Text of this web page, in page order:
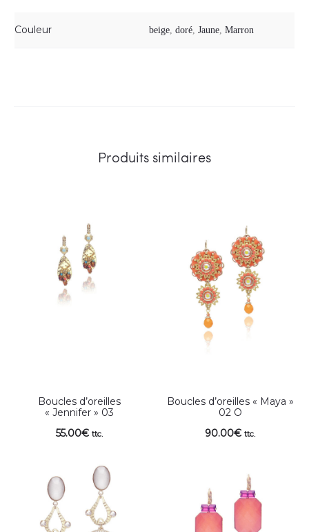
Couleur beige, doré, Jaune, Marron
Produits similaires
Boucles d’oreilles
« Jennifer » 03
55.00€ ttc.
Boucles d’oreilles « Maya »
02 O
90.00€ ttc.